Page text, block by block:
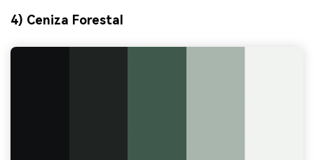
4) Ceniza Forestal